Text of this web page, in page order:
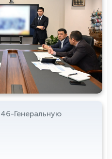
Генеральную